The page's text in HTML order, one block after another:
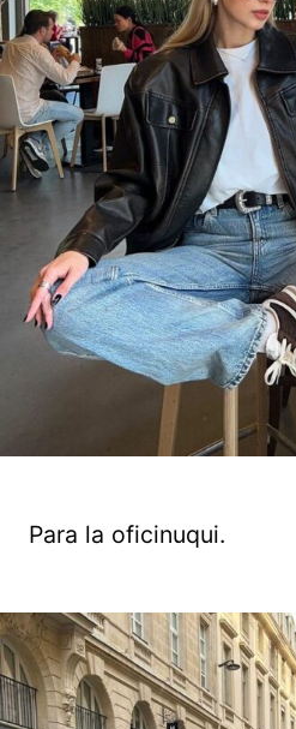
Para la oficinuqui.